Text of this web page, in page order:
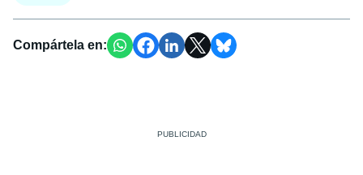
Compártela en: